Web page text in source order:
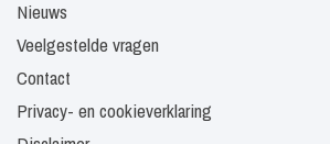
Nieuws
Veelgestelde vragen
Contact
Privacy- en cookieverklaring